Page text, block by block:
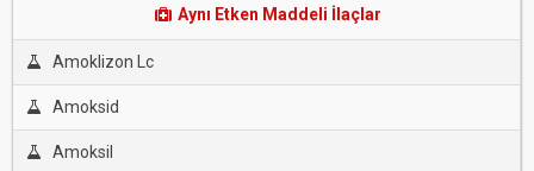
Aynı Etken Maddeli İlaçlar
Amoklizon Lc
Amoksid
Amoksil